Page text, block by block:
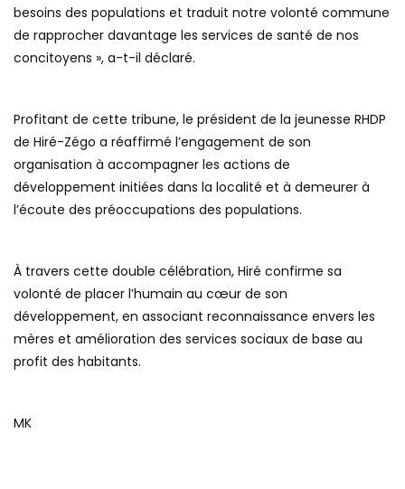
besoins des populations et traduit notre volonté commune
de rapprocher davantage les services de santé de nos
concitoyens », a-t-il déclaré.
Profitant de cette tribune, le président de la jeunesse RHDP
de Hiré-Zégo a réaffirmé l’engagement de son
organisation à accompagner les actions de
développement initiées dans la localité et à demeurer à
l’écoute des préoccupations des populations.
À travers cette double célébration, Hiré confirme sa
volonté de placer l’humain au cœur de son
développement, en associant reconnaissance envers les
mères et amélioration des services sociaux de base au
profit des habitants.
MK